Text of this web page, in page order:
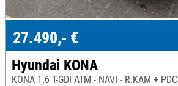
27.490,- €
Hyundai KONA
KONA 1.6 T-GDI ATM - NAVI - R.KAM + PDC